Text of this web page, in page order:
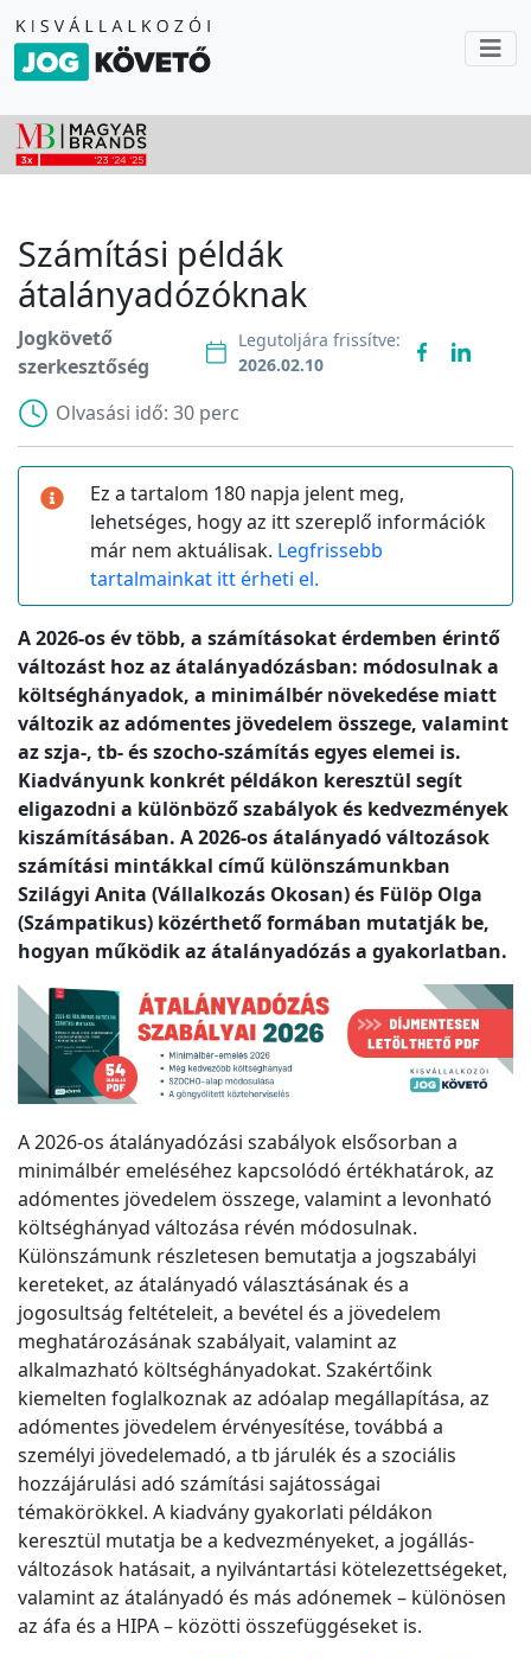
Számítási példák
átalányadózóknak
Jogkövető
szerkesztőség
Legutoljára frissítve:
2026.02.10
Olvasási idő: 30 perc
Ez a tartalom 180 napja jelent meg,
lehetséges, hogy az itt szereplő információk
már nem aktuálisak. Legfrissebb
tartalmainkat itt érheti el.
A 2026-os év több, a számításokat érdemben érintő
változást hoz az átalányadózásban: módosulnak a
költséghányadok, a minimálbér növekedése miatt
változik az adómentes jövedelem összege, valamint
az szja-, tb- és szocho-számítás egyes elemei is.
Kiadványunk konkrét példákon keresztül segít
eligazodni a különböző szabályok és kedvezmények
kiszámításában. A 2026-os átalányadó változások
számítási mintákkal című különszámunkban
Szilágyi Anita (Vállalkozás Okosan) és Fülöp Olga
(Számpatikus) közérthető formában mutatják be,
hogyan működik az átalányadózás a gyakorlatban.
A 2026-os átalányadózási szabályok elsősorban a
minimálbér emeléséhez kapcsolódó értékhatárok, az
adómentes jövedelem összege, valamint a levonható
költséghányad változása révén módosulnak.
Különszámunk részletesen bemutatja a jogszabályi
kereteket, az átalányadó választásának és a
jogosultság feltételeit, a bevétel és a jövedelem
meghatározásának szabályait, valamint az
alkalmazható költséghányadokat. Szakértőink
kiemelten foglalkoznak az adóalap megállapítása, az
adómentes jövedelem érvényesítése, továbbá a
személyi jövedelemadó, a tb járulék és a szociális
hozzájárulási adó számítási sajátosságai
témakörökkel. A kiadvány gyakorlati példákon
keresztül mutatja be a kedvezményeket, a jogállás-
változások hatásait, a nyilvántartási kötelezettségeket,
valamint az átalányadó és más adónemek – különösen
az áfa és a HIPA – közötti összefüggéseket is.